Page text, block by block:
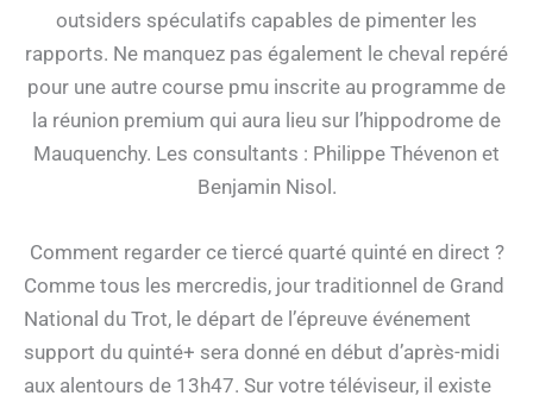
outsiders spéculatifs capables de pimenter les
rapports. Ne manquez pas également le cheval repéré
pour une autre course pmu inscrite au programme de
la réunion premium qui aura lieu sur l’hippodrome de
Mauquenchy. Les consultants : Philippe Thévenon et
Benjamin Nisol.
Comment regarder ce tiercé quarté quinté en direct ?
Comme tous les mercredis, jour traditionnel de Grand
National du Trot, le départ de l’épreuve événement
support du quinté+ sera donné en début d’après-midi
aux alentours de 13h47. Sur votre téléviseur, il existe